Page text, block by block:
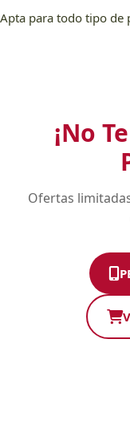
Apta para todo tipo de
¡No
Ofertas